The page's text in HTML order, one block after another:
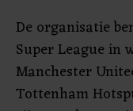
De organisatie
Super League in
Manchester
Tottenham